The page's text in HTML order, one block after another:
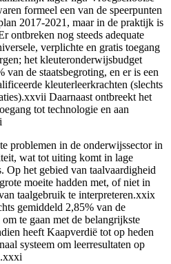
formeel een van de speerpunten
2017-2021, maar in de praktijk is
ontbreken nog steeds adequate
verplichte en gratis toegang
het kleuteronderwijsbudget
van de staatsbegroting, en er is een
kleuterleerkrachten (slechts
Daarnaast ontbreekt het
tot technologie en aan
problemen in de onderwijssector in
wat tot uiting komt in lage
Op het gebied van taalvaardigheid
moeite hadden met, of niet in
taalgebruik te interpreteren.xxix
gemiddeld 2,85% van de
te gaan met de belangrijkste
heeft Kaapverdië tot op heden
systeem om leerresultaten op